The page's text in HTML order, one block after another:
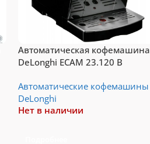
Автоматическая кофемашина
DeLonghi ECAM 23.120 B
Автоматические кофемашины
DeLonghi
Нет в наличии